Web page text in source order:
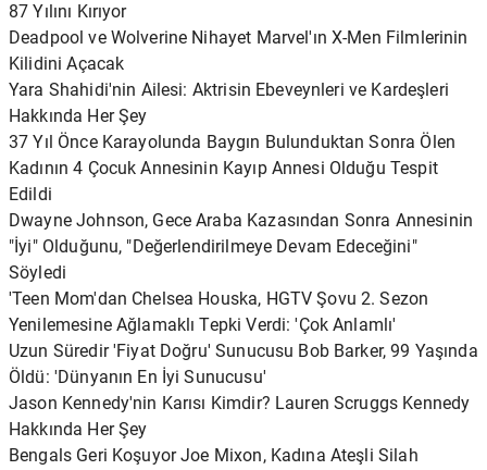
87 Yılını Kırıyor
Deadpool ve Wolverine Nihayet Marvel'ın X-Men Filmlerinin
Kilidini Açacak
Yara Shahidi'nin Ailesi: Aktrisin Ebeveynleri ve Kardeşleri
Hakkında Her Şey
37 Yıl Önce Karayolunda Baygın Bulunduktan Sonra Ölen
Kadının 4 Çocuk Annesinin Kayıp Annesi Olduğu Tespit
Edildi
Dwayne Johnson, Gece Araba Kazasından Sonra Annesinin
"İyi" Olduğunu, "Değerlendirilmeye Devam Edeceğini"
Söyledi
'Teen Mom'dan Chelsea Houska, HGTV Şovu 2. Sezon
Yenilemesine Ağlamaklı Tepki Verdi: 'Çok Anlamlı'
Uzun Süredir 'Fiyat Doğru' Sunucusu Bob Barker, 99 Yaşında
Öldü: 'Dünyanın En İyi Sunucusu'
Jason Kennedy'nin Karısı Kimdir? Lauren Scruggs Kennedy
Hakkında Her Şey
Bengals Geri Koşuyor Joe Mixon, Kadına Ateşli Silah